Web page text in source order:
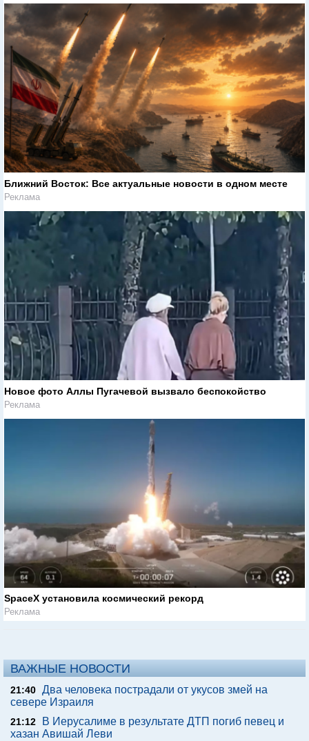
Ближний Восток: Все актуальные новости в одном месте
Реклама
Новое фото Аллы Пугачевой вызвало беспокойство
Реклама
SpaceX установила космический рекорд
Реклама
ВАЖНЫЕ НОВОСТИ
21:40 Два человека пострадали от укусов змей на
севере Израиля
21:12
В Иерусалиме в результате ДТП погиб певец и
хазан Авишай Леви